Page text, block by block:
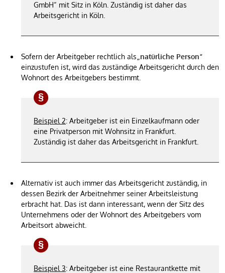
GmbH“ mit Sitz in Köln. Zuständig ist daher das
Arbeitsgericht in Köln.
Sofern der Arbeitgeber rechtlich als „natürliche Person“
einzustufen ist, wird das zuständige Arbeitsgericht durch den
Wohnort des Arbeitgebers bestimmt.
Beispiel 2: Arbeitgeber ist ein Einzelkaufmann oder
eine Privatperson mit Wohnsitz in Frankfurt.
Zuständig ist daher das Arbeitsgericht in Frankfurt.
Alternativ ist auch immer das Arbeitsgericht zuständig, in
dessen Bezirk der Arbeitnehmer seiner Arbeitsleistung
erbracht hat. Das ist dann interessant, wenn der Sitz des
Unternehmens oder der Wohnort des Arbeitgebers vom
Arbeitsort abweicht.
Beispiel 3: Arbeitgeber ist eine Restaurantkette mit